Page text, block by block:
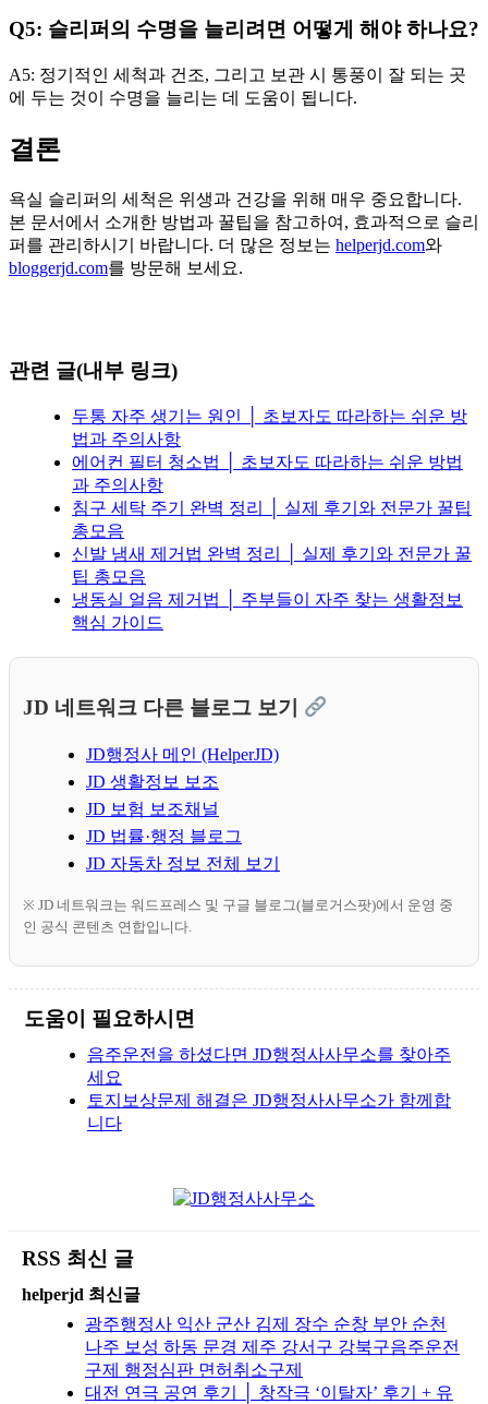
Q5: 슬리퍼의 수명을 늘리려면 어떻게 해야 하나요?
A5: 정기적인 세척과 건조, 그리고 보관 시 통풍이 잘 되는 곳
에 두는 것이 수명을 늘리는 데 도움이 됩니다.
결론
욕실 슬리퍼의 세척은 위생과 건강을 위해 매우 중요합니다.
본 문서에서 소개한 방법과 꿀팁을 참고하여, 효과적으로 슬리
퍼를 관리하시기 바랍니다. 더 많은 정보는 helperjd.com와
bloggerjd.com를 방문해 보세요.
관련 글(내부 링크)
두통 자주 생기는 원인 │ 초보자도 따라하는 쉬운 방
법과 주의사항
에어컨 필터 청소법 │ 초보자도 따라하는 쉬운 방법
과 주의사항
침구 세탁 주기 완벽 정리 │ 실제 후기와 전문가 꿀팁
총모음
신발 냄새 제거법 완벽 정리 │ 실제 후기와 전문가 꿀
팁 총모음
냉동실 얼음 제거법 │ 주부들이 자주 찾는 생활정보
핵심 가이드
JD 네트워크 다른 블로그 보기
JD행정사 메인 (HelperJD)
JD 생활정보 보조
JD 보험 보조채널
JD 법률·행정 블로그
JD 자동차 정보 전체 보기
※ JD 네트워크는 워드프레스 및 구글 블로그(블로거스팟)에서 운영 중
인 공식 콘텐츠 연합입니다.
도움이 필요하시면
음주운전을 하셨다면 JD행정사사무소를 찾아주
세요
토지보상문제 해결은 JD행정사사무소가 함께합
니다
RSS 최신 글
helperjd 최신글
광주행정사 익산 군산 김제 장수 순창 부안 순천
나주 보성 하동 문경 제주 강서구 강북구음주운전
구제 행정심판 면허취소구제
대전 연극 공연 후기 │ 창작극 ‘이탈자’ 후기 + 유